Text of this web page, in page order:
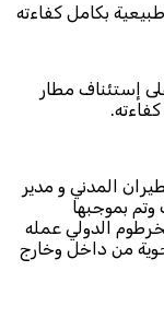
بكامل كفاءته
إستئناف مطار
المدني و مدير
بموجبها
الدولي عمله
من داخل وخارج